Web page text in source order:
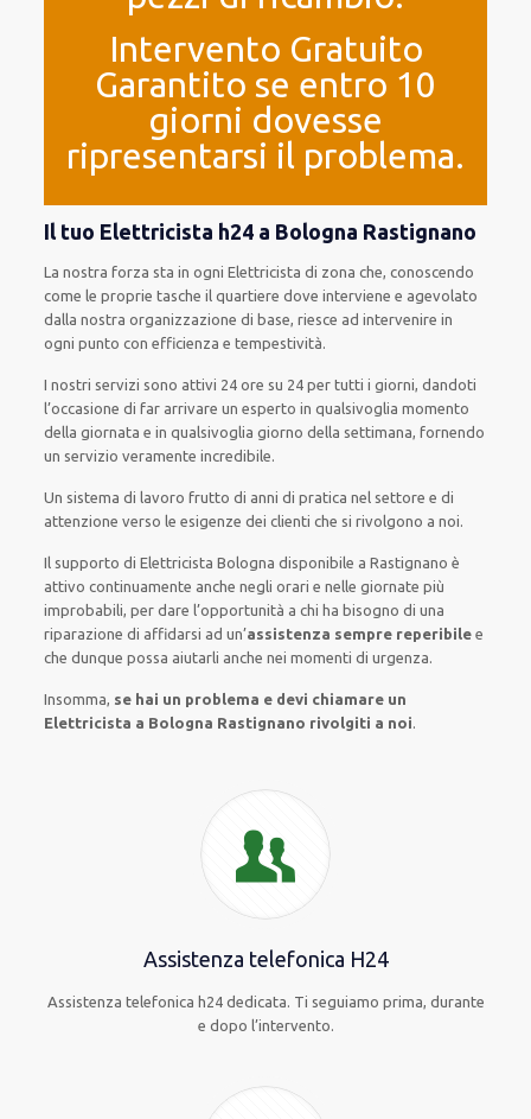
Intervento Gratuito
Garantito se entro 10
giorni dovesse
ripresentarsi il problema.
Il tuo Elettricista h24 a Bologna Rastignano
La nostra forza sta in ogni Elettricista di zona che, conoscendo
come le proprie tasche il quartiere dove interviene e agevolato
dalla nostra organizzazione di base, riesce ad intervenire in
ogni punto con efficienza e tempestività.
I nostri servizi sono attivi 24 ore su 24pertutti i giorni, dandoti
l’occasione di far arrivare unesperto inqualsivoglia momento
della giornata e inqualsivoglia giorno della settimana, fornendo
un servizioveramente incredibile.
Un sistema di lavoro frutto di anni di pratica nel settore e di
attenzione verso le esigenzedei clienti che si rivolgono a noi.
Il supporto di Elettricista Bolognadisponibile a Rastignano è
attivo continuamente anchenegli orari e nelle giornate più
improbabili, perdare l’opportunità a chi ha bisogno di una
riparazione di affidarsi ad un’assistenza sempre reperibile e
chedunque possa aiutarli anchenei momenti di urgenza.
Insomma, se hai un problema e devi chiamare un
Elettricista a Bologna Rastignano rivolgiti a noi.
Assistenza telefonica H24
Assistenza telefonica h24 dedicata. Ti seguiamo prima, durante
e dopo l’intervento.